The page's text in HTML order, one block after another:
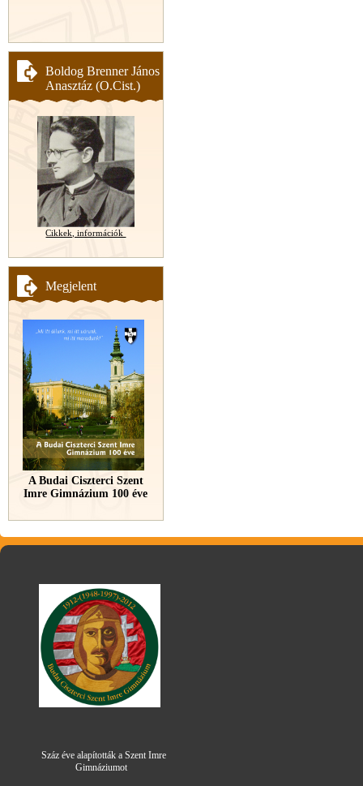
Boldog Brenner János
Anasztáz (O.Cist.)
Cikkek, információk
Megjelent
A Budai Ciszterci Szent
Imre Gimnázium 100 éve
Száz éve alapították a Szent Imre
Gimnáziumot